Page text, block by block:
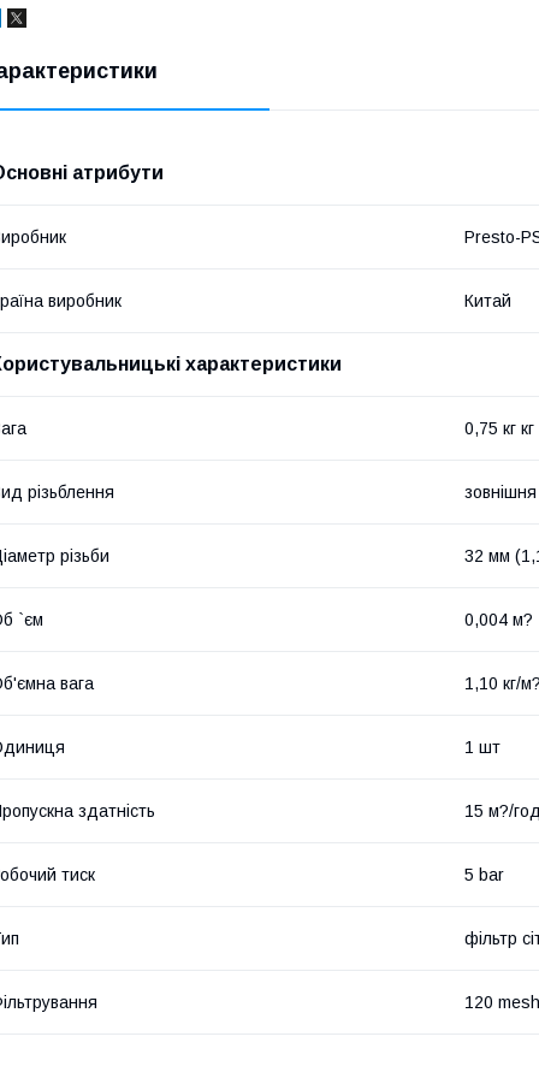
атрибути
Presto-
виробник Китай
характеристики
0,75 кг кг
різьблення зовнішня
різьби 32 мм
`єм 0,004 м?
вага 1,10 кг/
1 шт
здатність 15 м?/
тиск 5 bar
фільтр
120 mesh